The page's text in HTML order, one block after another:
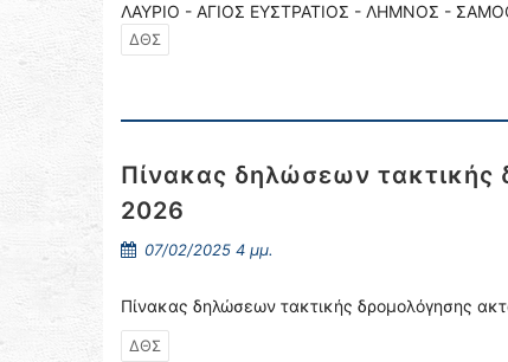
ΛΑΥΡΙΟ - ΑΓΙΟΣ ΕΥΣΤΡΑΤΙΟΣ - ΛΗΜΝΟΣ -
ΔΘΣ
Πίνακας δηλώσεων τακτικής
2026
07/02/2025 4 μμ.
Πίνακας δηλώσεων τακτικής δρομολόγησης
ΔΘΣ